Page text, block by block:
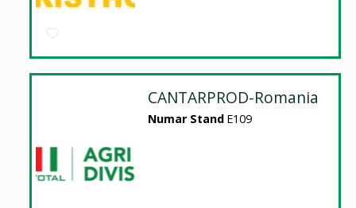
CANTARPROD-Romania
Numar Stand E109